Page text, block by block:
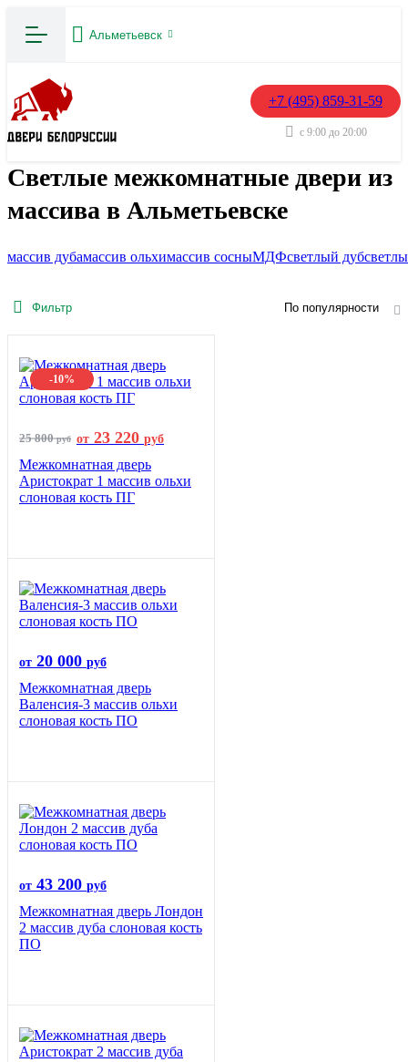
Альметьевск
+7 (495) 859-31-59
с 9:00 до 20:00
Светлые межкомнатные двери из
массива в Альметьевске
массив дубамассив ольхимассив сосныМДФсветлый дуб
Фильтр По популярности
-10%
25 800руб от 23 220 руб
Межкомнатная дверь
Аристократ 1 массив ольхи
слоновая кость ПГ
от 20 000 руб
Межкомнатная дверь
Валенсия-3 массив ольхи
слоновая кость ПО
от 43 200 руб
Межкомнатная дверь Лондон
2 массив дуба слоновая кость
ПО